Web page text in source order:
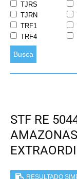
TJRS
TJRN
TRF1
TRF4
Busca
STF RE
RESULTADO